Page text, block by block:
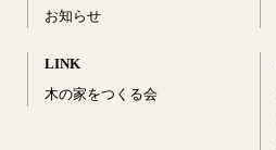
お知らせ
LINK
木の家をつくる会